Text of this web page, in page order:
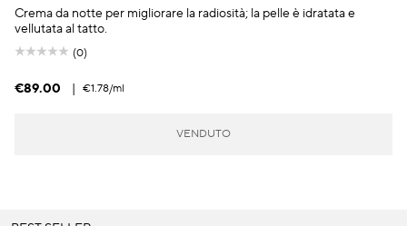
Crema da notte per migliorare la radiosità; la pelle è idratata e
vellutata al tatto.
(0)
€89.00 | €1.78/ml
VENDUTO